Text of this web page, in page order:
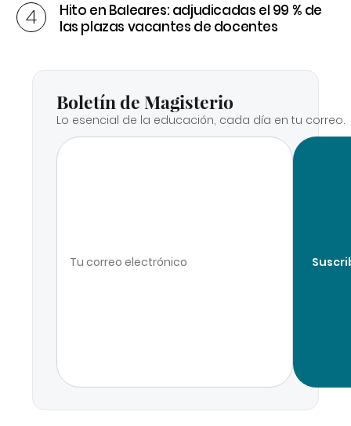
Hito en Baleares: adjudicadas el 99 % de
las plazas vacantes de docentes
Boletín de Magisterio
Lo esencial de la educación, cada día en tu correo.